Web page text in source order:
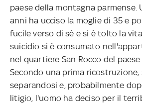
paese della montagna parmense.
anni ha ucciso la moglie di 35 e
fucile verso di sè e si è tolto la
suicidio si è consumato
nel quartiere San Rocco del paese
Secondo una prima ricostruzione,
separandosi e, probabilmente
litigio, l'uomo ha deciso per il